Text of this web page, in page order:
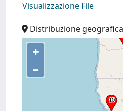
Visualizzazione File
Distribuzione geografica
+
–